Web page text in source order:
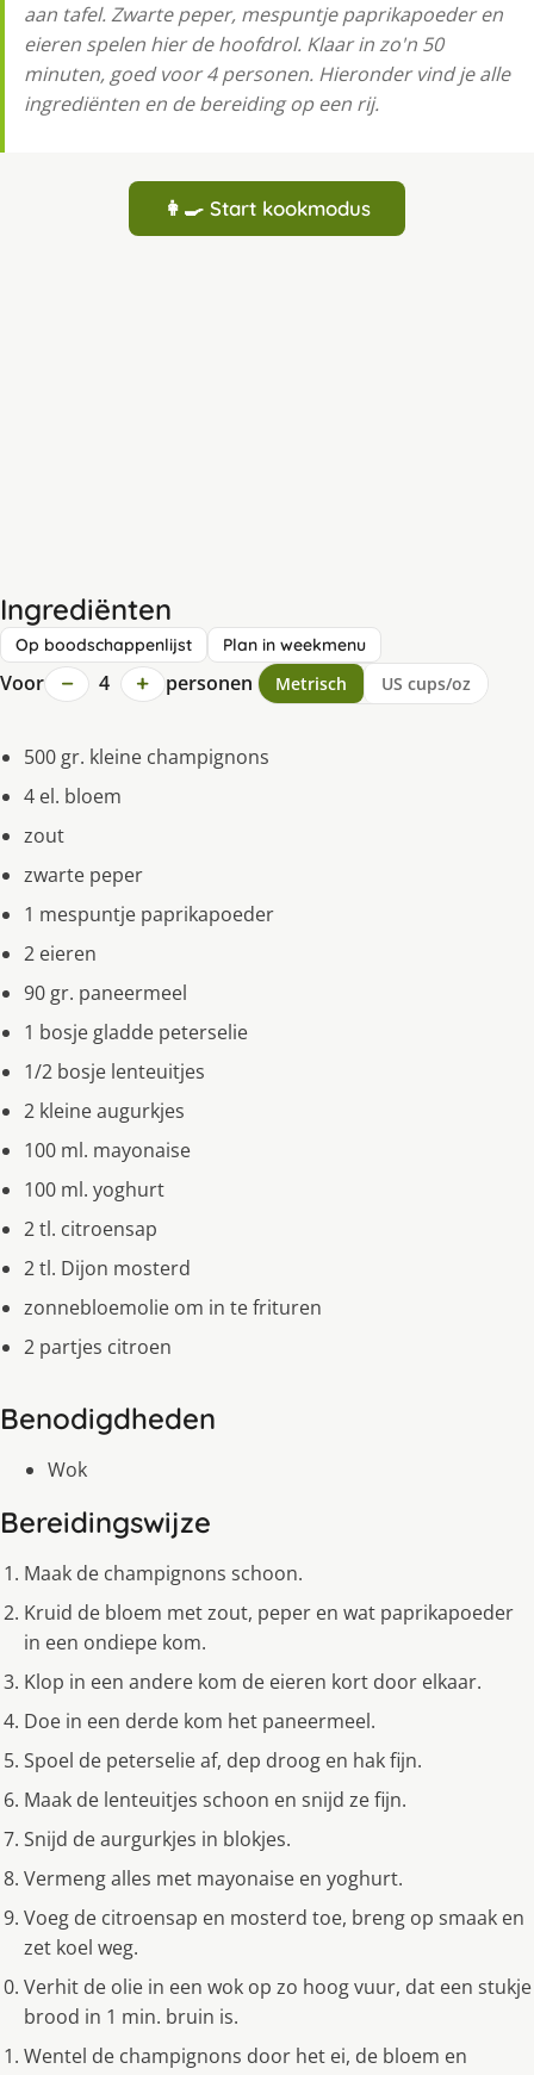
aan tafel. Zwarte peper, mespuntje paprikapoeder en
eieren spelen hier de hoofdrol. Klaar in zo'n 50
minuten, goed voor 4 personen. Hieronder vind je alle
ingrediënten en de bereiding op een rij.
👩‍🍳 Start kookmodus
Ingrediënten
Op boodschappenlijst Plan in weekmenu
Voor − 4 + personen Metrisch US cups/oz
500 gr. kleine champignons
4 el. bloem
zout
zwarte peper
1 mespuntje paprikapoeder
2 eieren
90 gr. paneermeel
1 bosje gladde peterselie
1/2 bosje lenteuitjes
2 kleine augurkjes
100 ml. mayonaise
100 ml. yoghurt
2 tl. citroensap
2 tl. Dijon mosterd
zonnebloemolie om in te frituren
2 partjes citroen
Benodigdheden
Wok
Bereidingswijze
Maak de champignons schoon.
Kruid de bloem met zout, peper en wat paprikapoeder
in een ondiepe kom.
Klop in een andere kom de eieren kort door elkaar.
Doe in een derde kom het paneermeel.
Spoel de peterselie af, dep droog en hak fijn.
Maak de lenteuitjes schoon en snijd ze fijn.
Snijd de aurgurkjes in blokjes.
Vermeng alles met mayonaise en yoghurt.
Voeg de citroensap en mosterd toe, breng op smaak en
zet koel weg.
Verhit de olie in een wok op zo hoog vuur, dat een stukje
brood in 1 min. bruin is.
Wentel de champignons door het ei, de bloem en